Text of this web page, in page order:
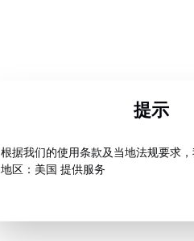
提示
根据我们的使用条款及当地法规要求
地区：美国 提供服务